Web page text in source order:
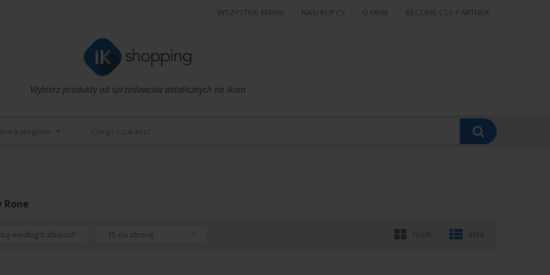
WSZYSTKIE MARKI NASI KUPCY O MNIE BECOME CSS PARTNER
Wybierz produkty od sprzedawców detalicznych na Ikom
kategorie
według trafności 15 na stronę ruszt lista